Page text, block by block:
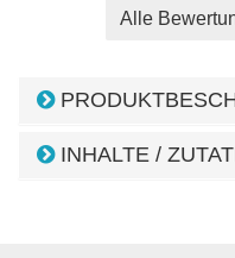
Alle
INHALTE /